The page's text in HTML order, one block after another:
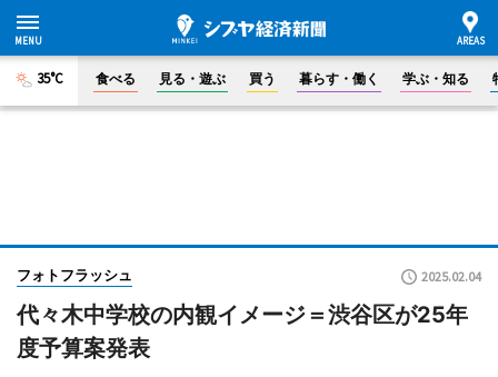
35°C 食べる 見る・遊ぶ 買う 暮らす・働く 学ぶ・知る
フォトフラッシュ 2025.02.04
代々木中学校の内観イメージ＝渋谷区が25年
度予算案発表